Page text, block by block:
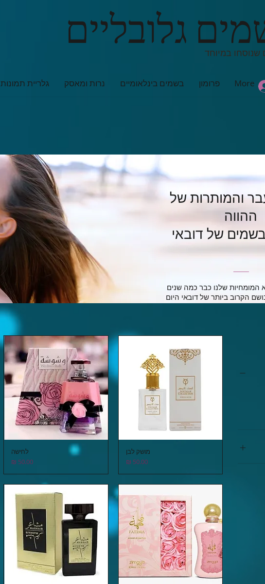
גלובלייםשנוסחו במיוחד
גלריית תמונות נרות ומאסק בשמים בינלאומיים פרומון More
והמותרות של
ההווה
של דובאי
הקרוב ביותר של דובאי היום
מושק לבן
מחיר‏50.00 ‏₪
תצוגה מהירה
לחישה
מחיר